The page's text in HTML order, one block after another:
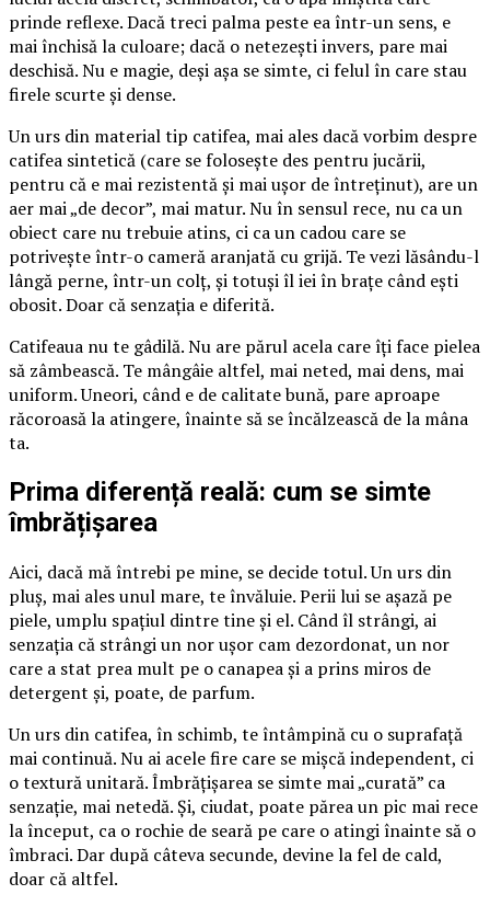
prinde reflexe. Dacă treci palma peste ea într-un sens, e
mai închisă la culoare; dacă o netezești invers, pare mai
deschisă. Nu e magie, deși așa se simte, ci felul în care stau
firele scurte și dense.
Un urs din material tip catifea, mai ales dacă vorbim despre
catifea sintetică (care se folosește des pentru jucării,
pentru că e mai rezistentă și mai ușor de întreținut), are un
aer mai „de decor”, mai matur. Nu în sensul rece, nu ca un
obiect care nu trebuie atins, ci ca un cadou care se
potrivește într-o cameră aranjată cu grijă. Te vezi lăsându-l
lângă perne, într-un colț, și totuși îl iei în brațe când ești
obosit. Doar că senzația e diferită.
Catifeaua nu te gâdilă. Nu are părul acela care îți face pielea
să zâmbească. Te mângâie altfel, mai neted, mai dens, mai
uniform. Uneori, când e de calitate bună, pare aproape
răcoroasă la atingere, înainte să se încălzească de la mâna
ta.
Prima diferență reală: cum se simte
îmbrățișarea
Aici, dacă mă întrebi pe mine, se decide totul. Un urs din
pluș, mai ales unul mare, te învăluie. Perii lui se așază pe
piele, umplu spațiul dintre tine și el. Când îl strângi, ai
senzația că strângi un nor ușor cam dezordonat, un nor
care a stat prea mult pe o canapea și a prins miros de
detergent și, poate, de parfum.
Un urs din catifea, în schimb, te întâmpină cu o suprafață
mai continuă. Nu ai acele fire care se mișcă independent, ci
o textură unitară. Îmbrățișarea se simte mai „curată” ca
senzație, mai netedă. Și, ciudat, poate părea un pic mai rece
la început, ca o rochie de seară pe care o atingi înainte să o
îmbraci. Dar după câteva secunde, devine la fel de cald,
doar că altfel.